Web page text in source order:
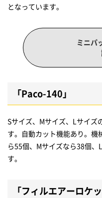
となっています。
ミニパ
「Paco-140」
Sサイズ、Mサイズ、Lサイズ
す。自動カット機能あり。機
ら55個、Mサイズなら38個
す。
「フィルエアーロケッ